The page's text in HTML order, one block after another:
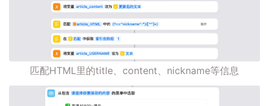
匹配HTML里的title、content、nickname等信息